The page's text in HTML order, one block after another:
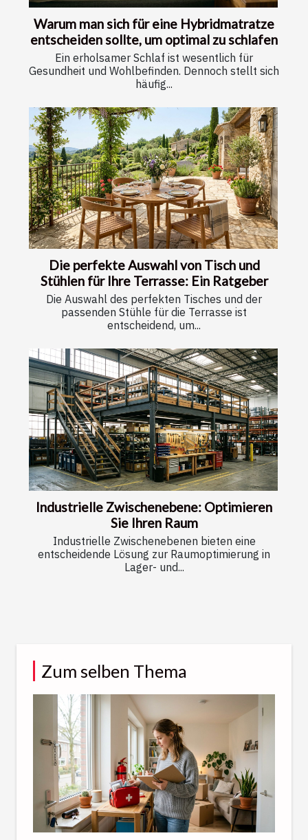
Warum man sich für eine Hybridmatratze
entscheiden sollte, um optimal zu schlafen
Ein erholsamer Schlaf ist wesentlich für
Gesundheit und Wohlbefinden. Dennoch stellt sich
häufig...
Die perfekte Auswahl von Tisch und
Stühlen für Ihre Terrasse: Ein Ratgeber
Die Auswahl des perfekten Tisches und der
passenden Stühle für die Terrasse ist
entscheidend, um...
Industrielle Zwischenebene: Optimieren
Sie Ihren Raum
Industrielle Zwischenebenen bieten eine
entscheidende Lösung zur Raumoptimierung in
Lager- und...
Zum selben Thema